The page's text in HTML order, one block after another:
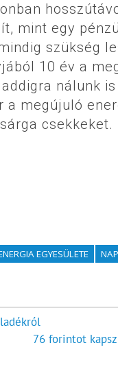
mint egy
szükség
10 év a
nálunk
megújuló
csekkeket.
EGYESÜLETE
76 forintot